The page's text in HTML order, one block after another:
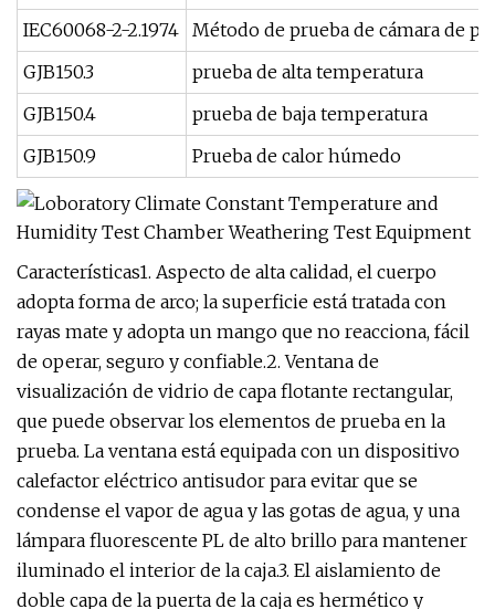
IEC60068-2-2.1974 Método de prueba de cámara de
GJB150.3
prueba de alta temperatura
GJB150.4
prueba de baja temperatura
GJB150.9
Prueba de calor húmedo
Características1. Aspecto de alta calidad, el cuerpo
adopta forma de arco; la superficie está tratada con
rayas mate y adopta un mango que no reacciona, fácil
de operar, seguro y confiable.2. Ventana de
visualización de vidrio de capa flotante rectangular,
que puede observar los elementos de prueba en la
prueba. La ventana está equipada con un dispositivo
calefactor eléctrico antisudor para evitar que se
condense el vapor de agua y las gotas de agua, y una
lámpara fluorescente PL de alto brillo para mantener
iluminado el interior de la caja.3. El aislamiento de
doble capa de la puerta de la caja es hermético y